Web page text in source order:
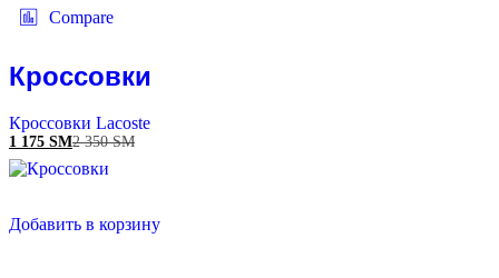
Compare
Кроссовки
Кроссовки Lacoste
1 175 ЅМ2 350ЅМ
Добавить в корзину